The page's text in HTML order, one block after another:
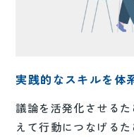
実践的なスキルを体
議論を活発化させる
えて行動につなげる